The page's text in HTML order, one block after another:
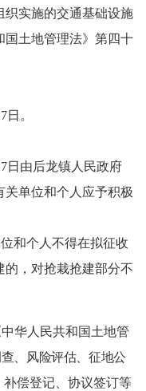
织实施的交通基础设施
国土地管理法》第四十
7日。
7日由后龙镇人民政府
单位和个人应予积极
和个人不得在拟征收
，对抢栽抢建部分不
华人民共和国土地管
、风险评估、征地公
补偿登记、协议签订等